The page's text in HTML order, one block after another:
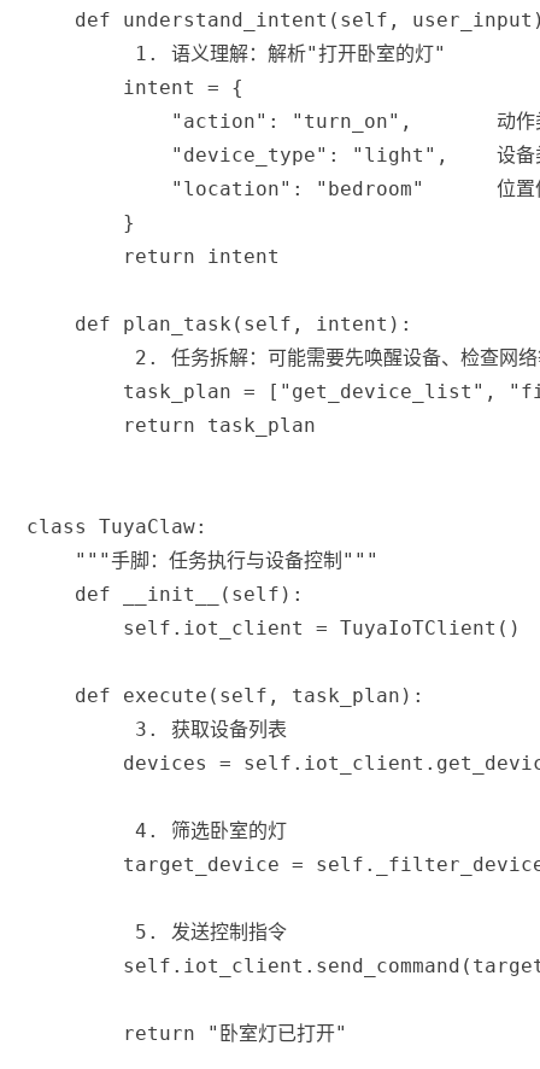
def
understand_intent ( self , user_input
1. 语义理解：解析"打开卧室的灯"
        intent
=
{
"action" : "turn_on" ,
动作
"device_type" : "light" ,
设备
"location" : "bedroom"
位置
}
return intent
def plan_task ( self , intent ) :
2. 任务拆解：可能需要先唤醒设备、检查网
        task_plan
= [ "get_device_list" ,
return task_plan
class TuyaClaw:
"""手脚：任务执行与设备控制"""
def
__init__ ( self ) :
        self
. iot_client = TuyaIoTClient ( )
def execute ( self , task_plan ) :
3. 获取设备列表
        devices
= self . iot_client .
4. 筛选卧室的灯
        target_device
= self .
5. 发送控制指令
        self
. iot_client . send_command (
return "卧室灯已打开"